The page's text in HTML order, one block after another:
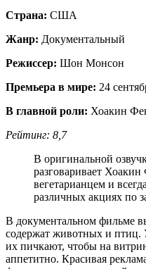
Страна: США
Жанр: Документальный
Режиссер: Шон Монсон
Премьера в мире: 24
В главной роли: Хоакин
Рейтинг: 8,7
В оригинальной
разговаривает
вегетарианцем и
различных акциях по
В документальном фильме
содержат животных и птиц.
их пичкают, чтобы на
аппетитно. Красивая